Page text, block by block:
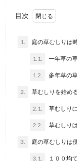
目次
1. 庭の草むしりは
1.1. 一年草の
1.2. 多年草の
2. 草むしりを始め
2.1. 草むしり
2.2. 草むしり
3. 庭の草むしりは
3.1. １００均